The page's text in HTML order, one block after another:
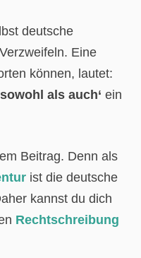
deutsche
Eine
können, lautet:
als auch‘ ein
Beitrag. Denn als
ist die deutsche
kannst du dich
Rechtschreibung